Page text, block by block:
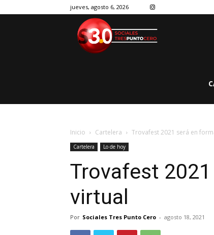
jueves, agosto 6, 2026
Inicio Cartelera Trovafest 2021 será en
Cartelera Lo de hoy
Trovafest
virtual
Por Sociales Tres Punto Cero - agosto 18, 2021